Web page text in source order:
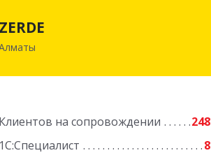
ZERDE
Клиентов на сопровождении
248
1С:Специалист
8
050026, Республика Казахстан, г.